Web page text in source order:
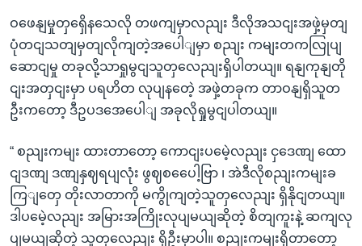
ဝဖေနျမှုတှရှေိနသေလို တဖကျမှာလညျး ဒီလိုအသငျးအဖှဲ့မှတျ
ပုံတငျသတျမှတျလိုကျတဲ့အပေါျမှာ စညျး ကမျးတကလြုပျ
ဆောငျမှု တခုလို့သာရှုမွငျသူတှလေညျးရှိပါတယျ။ ရနျကုနျတို
ငျးအတှငျးမှာ ပရဟိတ လုပျနတေဲ့ အဖှဲ့တခုက တာဝနျရှိသူတ
ဦးကတော့ ဒီဥပဒအေပေါျ အခုလိုရှုမွငျပါတယျ။
“ စညျးကမျး ထားတာတော့ ကောငျးပမေဲ့လညျး ငှဒေဏျ ထော
ငျဒဏျ ဒဏျနှဈရပျလုံး ဖွဈစပေေါ့ဗြာ ၊ အဲဒီလိုစညျးကမျးခ
ကြျတှေ တိုးလာတာကို မကွိုကျတဲ့သူတှလေညျး ရှိနိုငျတယျ။
ဒါပမေဲ့လညျး အမြားအကြိုးလုပျမယျဆိုတဲ့ စိတျကူးနဲ့ ဆကျလု
ပျမယျဆိုတဲ့ သူတှလေညျး ရှိဦးမှာပါ။ စညျးကမျးရှိတာတော့